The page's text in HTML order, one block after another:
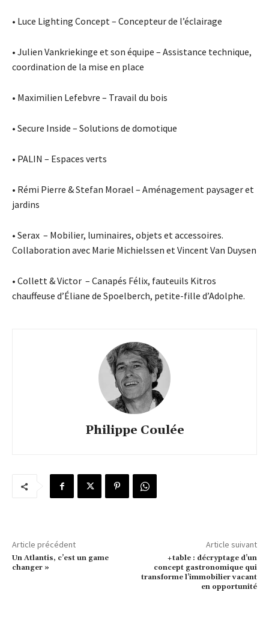
• Luce Lighting Concept – Concepteur de l’éclairage
• Julien Vankriekinge et son équipe – Assistance technique,
coordination de la mise en place
• Maximilien Lefebvre – Travail du bois
• Secure Inside – Solutions de domotique
• PALIN – Espaces verts
• Rémi Pierre & Stefan Morael – Aménagement paysager et
jardins
• Serax – Mobilier, luminaires, objets et accessoires.
Collaboration avec Marie Michielssen et Vincent Van Duysen
• Collett & Victor – Canapés Félix, fauteuils Kitros
chauffeuse d’Éliane de Spoelberch, petite-fille d’Adolphe.
Philippe Coulée
Article précédent
Un Atlantis, c’est un game
changer »
Article suivant
+table : décryptage d’un
concept gastronomique qui
transforme l’immobilier vacant
en opportunité